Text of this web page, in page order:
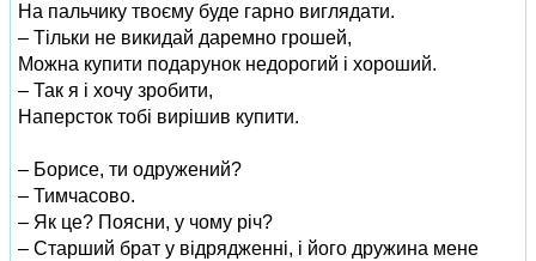
На пальчику твоєму буде гарно виглядати.
– Тільки не викидай даремно грошей,
Можна купити подарунок недорогий і хороший.
– Так я і хочу зробити,
Наперсток тобі вирішив купити.
– Борисе, ти одружений?
– Тимчасово.
– Як це? Поясни, у чому річ?
– Старший брат у відрядженні, і його дружина мене